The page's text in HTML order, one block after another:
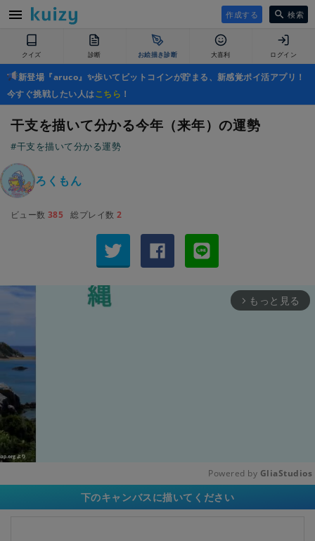
作成する 検索
クイズ 診断 お絵描き診断 大喜利 ログイン
新登場『aruco』✨歩いてビットコインが貯まる、新感覚ポイ活アプリ！
今すぐ挑戦したい人はこちら ！
干支を描いて分かる今年（来年）の運勢
#干支を描いて分かる運勢
ろくもん
ビュー数 385 総プレイ数 2
arrow_forward_ios もっと見る
Powered by GliaStudios
下のキャンバスに描いてください